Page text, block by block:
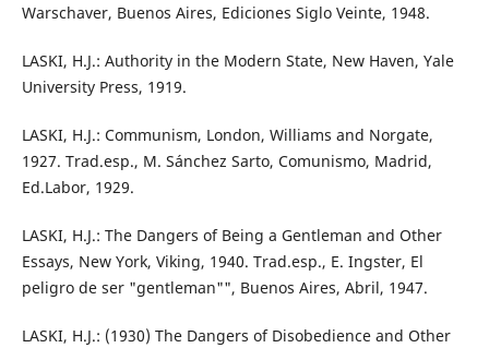
Warschaver, Buenos Aires, Ediciones Siglo Veinte, 1948.
LASKI, H.J.: Authority in the Modern State, New Haven, Yale
University Press, 1919.
LASKI, H.J.: Communism, London, Williams and Norgate,
1927. Trad.esp., M. Sánchez Sarto, Comunismo, Madrid,
Ed.Labor, 1929.
LASKI, H.J.: The Dangers of Being a Gentleman and Other
Essays, New York, Viking, 1940. Trad.esp., E. Ingster, El
peligro de ser "gentleman"", Buenos Aires, Abril, 1947.
LASKI, H.J.: (1930) The Dangers of Disobedience and Other